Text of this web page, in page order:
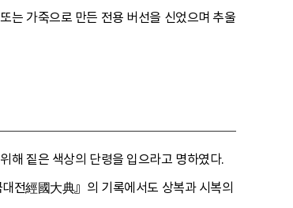
는 가죽으로 만든 전용 버선을 신었으며 추울
해 짙은 색상의 단령을 입으라고 명하였다.
전經國大典』의 기록에서도 상복과 시복의